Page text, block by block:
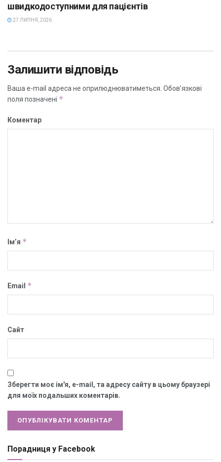
швидкодоступними для пацієнтів
27 ЛИПНЯ, 2026
Залишити відповідь
Ваша e-mail адреса не оприлюднюватиметься. Обов’язкові
поля позначені *
Коментар
Ім’я *
Email *
Сайт
Зберегти моє ім'я, e-mail, та адресу сайту в цьому браузері
для моїх подальших коментарів.
Порадниця у Facebook